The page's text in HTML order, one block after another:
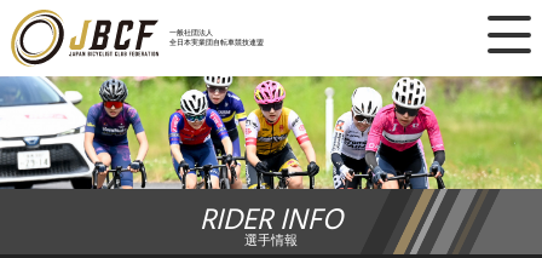
一般社団法人
全日本実業団自転車競技連盟
×
ニュース
レース日程
ランキング
RIDER INFO
選手情報